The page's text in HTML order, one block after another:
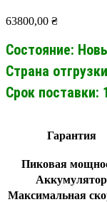
63800,00 ₴
Состояние:
Страна
Срок
Гарантия
Пиковая
Аккумулятор
Максимальная